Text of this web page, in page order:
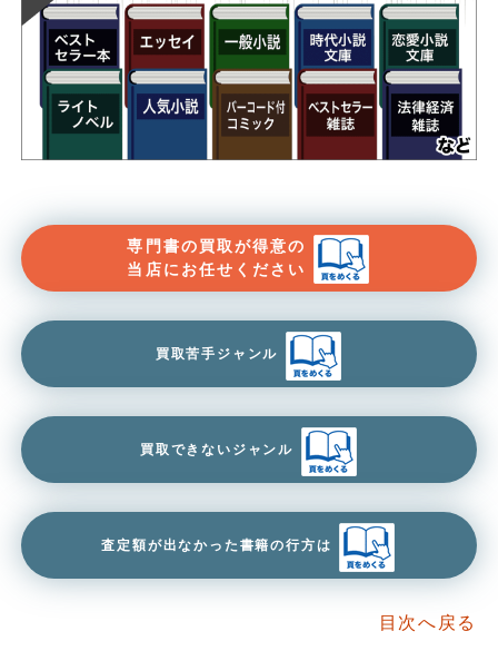
専門書の買取が得意の
当店にお任せください
買取苦手ジャンル
買取できないジャンル
査定額が出なかった書籍の行方は
目次へ戻る